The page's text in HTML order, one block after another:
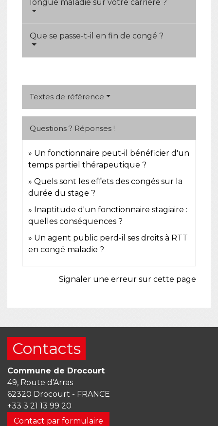
longue maladie sur votre carrière ?
Que se passe-t-il en fin de congé ?
Textes de référence
Questions ? Réponses !
Un fonctionnaire peut-il bénéficier d'un
temps partiel thérapeutique ?
Quels sont les effets des congés sur la
durée du stage ?
Inaptitude d'un fonctionnaire stagiaire :
quelles conséquences ?
Un agent public perd-il ses droits à RTT
en congé maladie ?
Signaler une erreur sur cette page
Contacts
Commune de Drocourt
49, Route d'Arras
62320 Drocourt - FRANCE
+33 3 21 13 99 20
Contact par formulaire